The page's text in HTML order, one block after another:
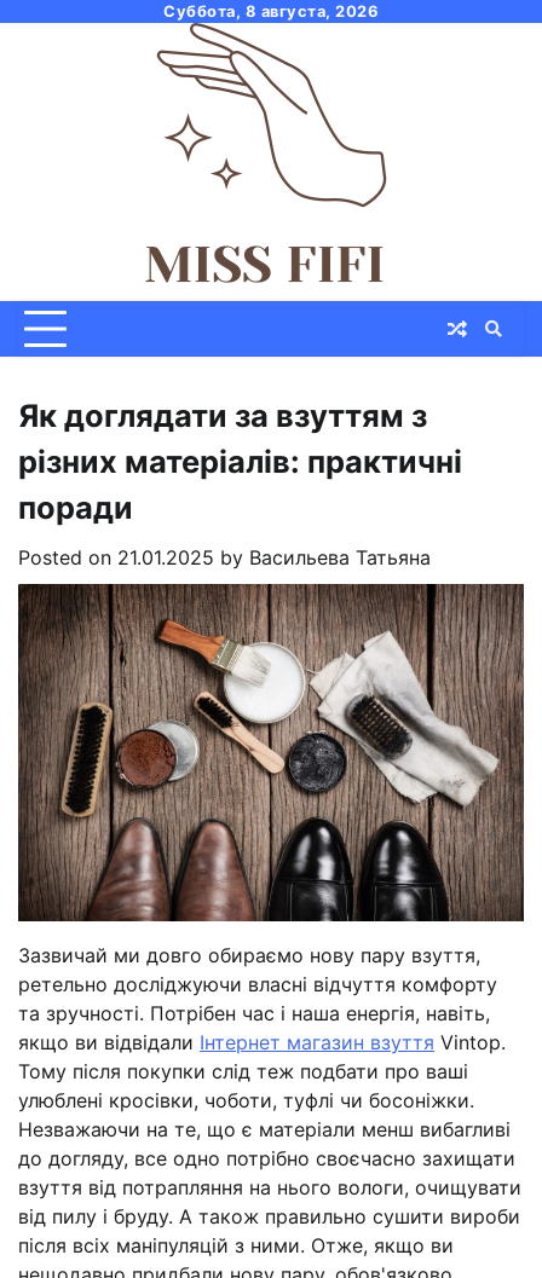
Суббота, 8 августа, 2026
Як доглядати за взуттям з
різних матеріалів: практичні
поради
Posted on 21.01.2025 by Васильева Татьяна
Зазвичай ми довго обираємо нову пару взуття,
ретельно досліджуючи власні відчуття комфорту
та зручності. Потрібен час і наша енергія, навіть,
якщо ви відвідали Інтернет магазин взуття Vintop.
Тому після покупки слід теж подбати про ваші
улюблені кросівки, чоботи, туфлі чи босоніжки.
Незважаючи на те, що є матеріали менш вибагливі
до догляду, все одно потрібно своєчасно захищати
взуття від потрапляння на нього вологи, очищувати
від пилу і бруду. А також правильно сушити вироби
після всіх маніпуляцій з ними. Отже, якщо ви